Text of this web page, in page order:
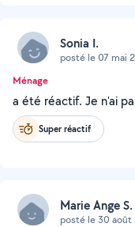
Sonia I.
posté le 07 mai
Ménage
a été réactif. Je n'ai
Super réactif
Marie Ange S.
posté le 30 août